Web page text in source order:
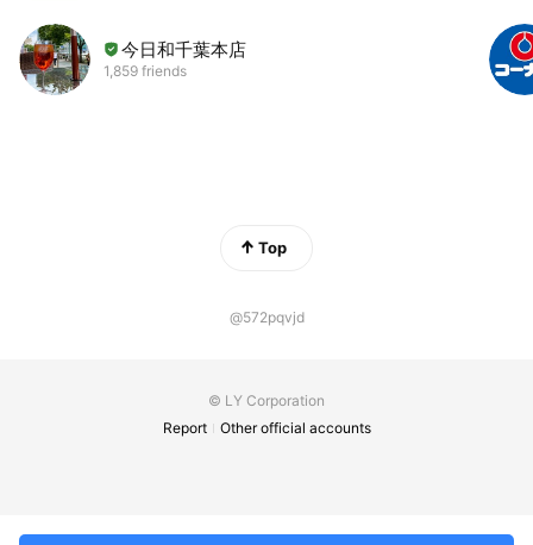
今日和千葉本店
1,859 friends
Top
@572pqvjd
© LY Corporation
Report
Other official accounts